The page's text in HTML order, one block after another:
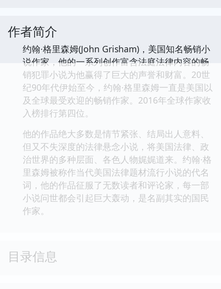
作者简介
约翰·格里森姆(John Grisham)，美国知名畅销小
说作家，他的一系列创作富含法庭法律内容的畅
销犯罪小说为他赢得了巨大的声誉和财富。20世
纪90年代伊始至今，约翰·格里森姆一直是美国以
及全球最受欢迎的畅销作家。2016年全球作家收
入榜排行第四位。
他的作品绝大多数是情节紧张、结局出人意料、
但又不失深度的法律悬念小说，将美国法律、政
治世界的多种层面、各色人物娓娓道来。约翰·格
里森姆被称作当代美国法律题材流行小说的代名
词，他的作品征服了无数读者和评论家，每一部
小说问世都会引起巨大轰动，是名副其实的国民
作家。
目录信息